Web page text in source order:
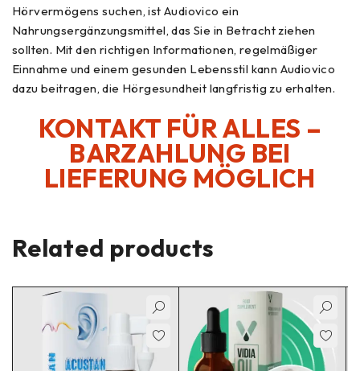
Hörvermögens suchen, ist Audiovico ein
Nahrungsergänzungsmittel, das Sie in Betracht ziehen
sollten. Mit den richtigen Informationen, regelmäßiger
Einnahme und einem gesunden Lebensstil kann Audiovico
dazu beitragen, die Hörgesundheit langfristig zu erhalten.
KONTAKT FÜR ALLES –
BARZAHLUNG BEI
LIEFERUNG MÖGLICH
Related products